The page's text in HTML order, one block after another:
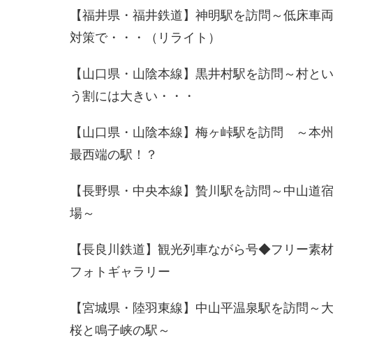
【福井県・福井鉄道】神明駅を訪問～低床車両
対策で・・・（リライト）
【山口県・山陰本線】黒井村駅を訪問～村とい
う割には大きい・・・
【山口県・山陰本線】梅ヶ峠駅を訪問 ～本州
最西端の駅！？
【長野県・中央本線】贄川駅を訪問～中山道宿
場～
【長良川鉄道】観光列車ながら号◆フリー素材
フォトギャラリー
【宮城県・陸羽東線】中山平温泉駅を訪問～大
桜と鳴子峡の駅～